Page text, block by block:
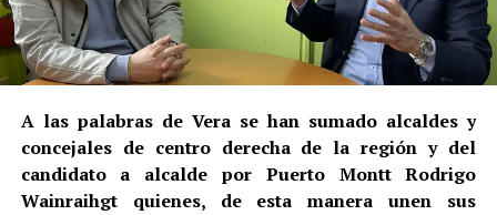
A las palabras de Vera se han sumado alcaldes y
concejales de centro derecha de la región y del
candidato a alcalde por Puerto Montt Rodrigo
Wainraihgt quienes, de esta manera unen sus